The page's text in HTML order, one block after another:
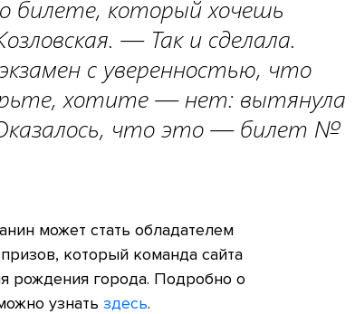
билете, который хочешь
— Так и сделала.
с уверенностью, что
хотите — нет: вытянула
что это — билет №
может стать обладателем
который команда сайта
рождения города. Подробно о
узнать здесь.